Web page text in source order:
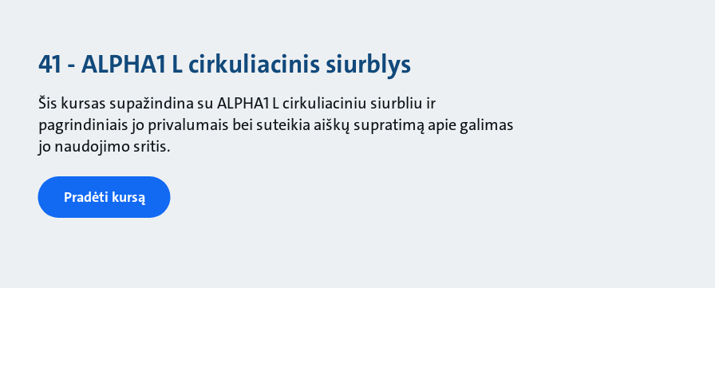
41 - ALPHA1 L cirkuliacinis siurblys
Šis kursas supažindina su ALPHA1 L cirkuliaciniu siurbliu ir
pagrindiniais jo privalumais bei suteikia aiškų supratimą apie galimas
jo naudojimo sritis.
Pradėti kursą